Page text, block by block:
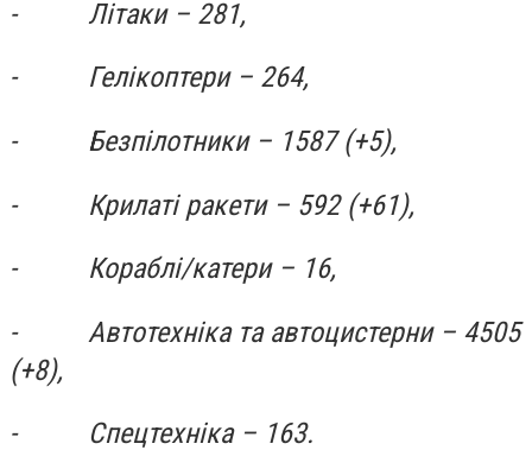
- Літаки – 281,
- Гелікоптери – 264,
- Безпілотники – 1587 (+5),
- Крилаті ракети – 592 (+61),
- Кораблі/катери – 16,
- Автотехніка та автоцистерни – 4505
(+8),
- Спецтехніка – 163.